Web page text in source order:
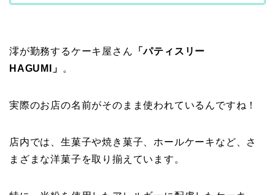
澪が勤務するケーキ屋さん 「パティスリー
HAGUMI」
。
実際のお店の名前がそのまま使われているんですね！
店内では、生菓子や焼き菓子、ホールケーキなど、さ
まざまな洋菓子を取り揃えています。​